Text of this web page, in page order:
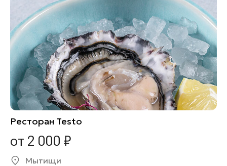
Ресторан Testo
от 2 000 ₽
Мытищи